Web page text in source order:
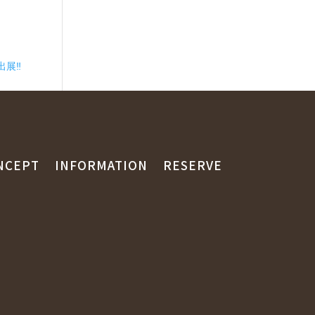
展‼️
INFORMATION RESERVE